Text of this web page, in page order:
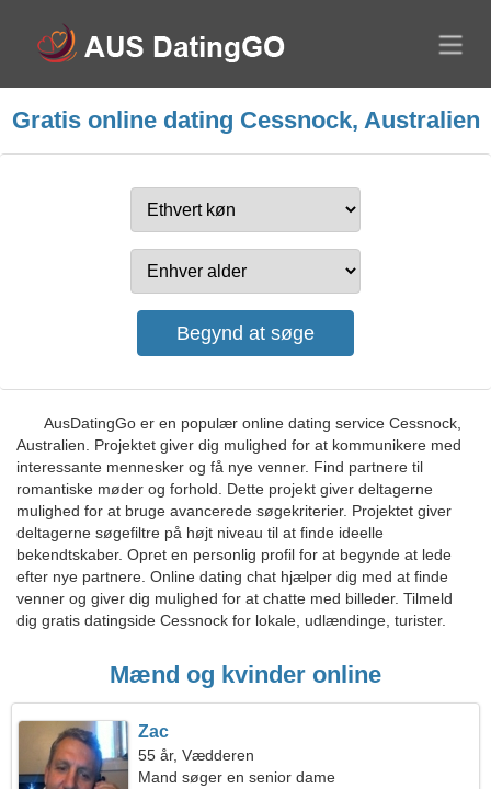
Gratis online dating Cessnock, Australien
AusDatingGo er en populær online dating service Cessnock,
Australien. Projektet giver dig mulighed for at kommunikere med
interessante mennesker og få nye venner. Find partnere til
romantiske møder og forhold. Dette projekt giver deltagerne
mulighed for at bruge avancerede søgekriterier. Projektet giver
deltagerne søgefiltre på højt niveau til at finde ideelle
bekendtskaber. Opret en personlig profil for at begynde at lede
efter nye partnere. Online dating chat hjælper dig med at finde
venner og giver dig mulighed for at chatte med billeder. Tilmeld
dig gratis datingside Cessnock for lokale, udlændinge, turister.
Mænd og kvinder online
Zac
55 år, Vædderen
Mand søger en senior dame